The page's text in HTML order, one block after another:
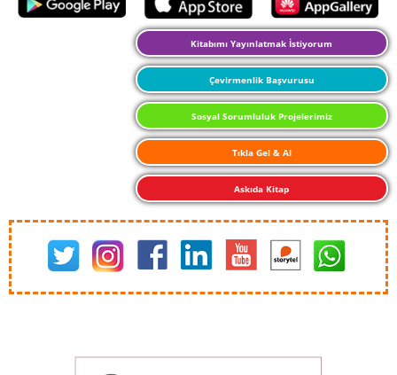
Kitabımı Yayınlatmak İstiyorum
Çevirmenlik Başvurusu
Sosyal Sorumluluk Projelerimiz
Tıkla Gel & Al
Askıda Kitap